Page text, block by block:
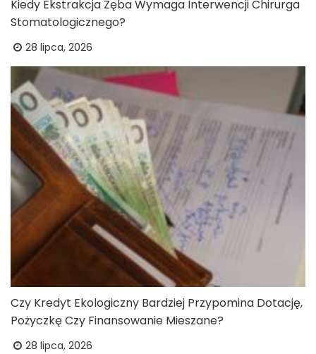
Kiedy Ekstrakcja Zęba Wymaga Interwencji Chirurga
Stomatologicznego?
28 lipca, 2026
Czy Kredyt Ekologiczny Bardziej Przypomina Dotację,
Pożyczkę Czy Finansowanie Mieszane?
28 lipca, 2026